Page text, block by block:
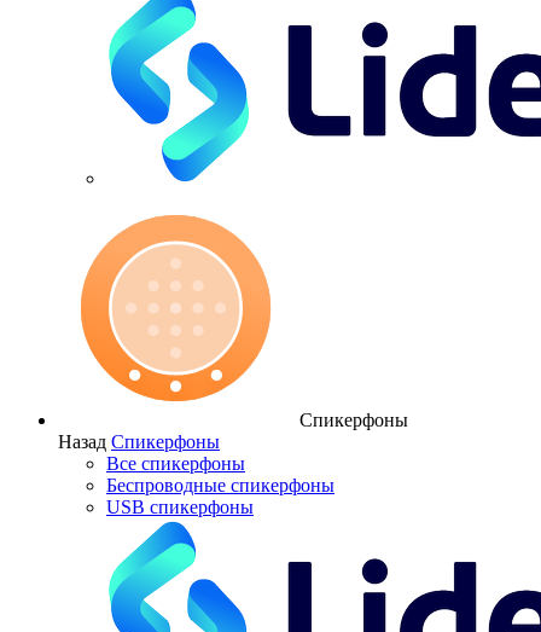
Спикерфоны
Назад Спикерфоны
Все спикерфоны
Беспроводные спикерфоны
USB спикерфоны